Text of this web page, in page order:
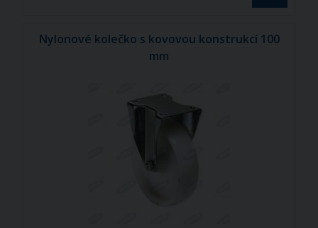
Nylonové kolečko s kovovou konstrukcí 100
mm